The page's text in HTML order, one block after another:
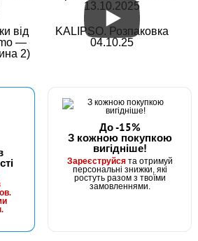
В наявності
Маг: 3 шт Базар: 5 шт
8 шт.
Pint Hook 53117 №4
13.10.2025
від
—
2)
KALIPSO. Розпаковка
04.10.25
До -15%
З кожною покупкою
вигідніше!
Зареєструйсята отримуй
персональні знижки, які
ростуть разом з твоїми
замовленнями.